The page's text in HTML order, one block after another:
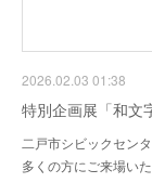
2026.02.03 01:38
特別企画展「和文
二戸市シビックセン
多くの方にご来場い